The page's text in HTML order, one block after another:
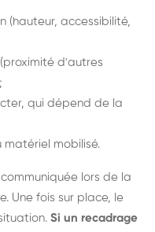
(hauteur, accessibilité,
d'autres
qui dépend de la
matériel mobilisé.
lors de la
Une fois sur place, le
Si un recadrage